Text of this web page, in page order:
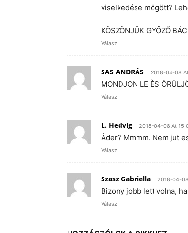
viselkedése mögött?
KÖSZÖNJÜK GYŐZŐ
Válasz
SAS ANDRÁS 2018-04-08
MONDJON LE ÈS
Válasz
L. Hedvig 2018-04-08 At
Áder? Mmmm. Nem jut
Válasz
Szasz Gabriella 2018-04-
Bizony jobb lett volna,
Válasz